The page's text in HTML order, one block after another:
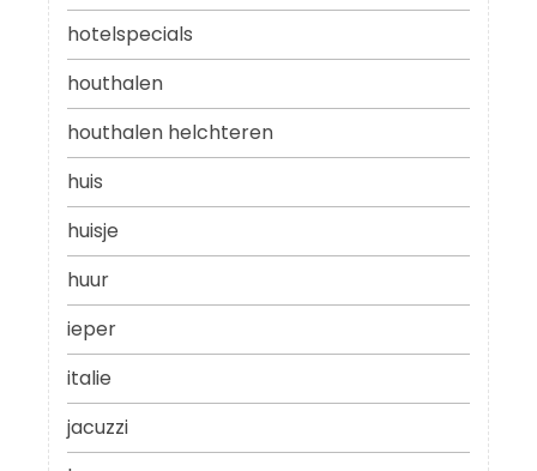
hotelspecials
houthalen
houthalen helchteren
huis
huisje
huur
ieper
italie
jacuzzi